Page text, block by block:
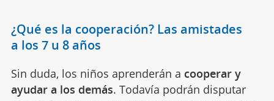
¿Qué es la cooperación? Las amistades
a los 7 u 8 años
Sin duda, los niños aprenderán a cooperar y
ayudar a los demás. Todavía podrán disputar